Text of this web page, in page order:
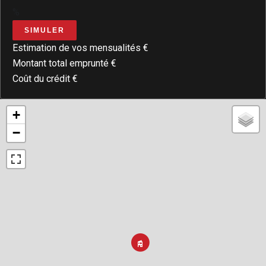
SIMULER
Estimation de vos mensualités €
Montant total emprunté €
Coût du crédit €
+
−